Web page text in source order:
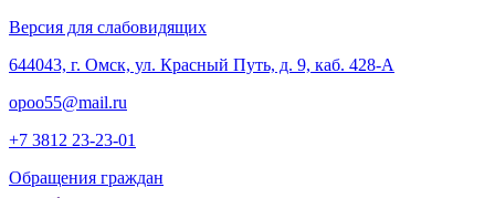
Версия для слабовидящих
‎644043, г. Омск, ул. Красный Путь, д. 9, каб. 428-А
opoo55@mail.ru
+7 3812 23-23-01
Обращения граждан